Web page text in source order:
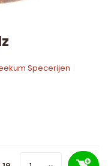
Specerijen